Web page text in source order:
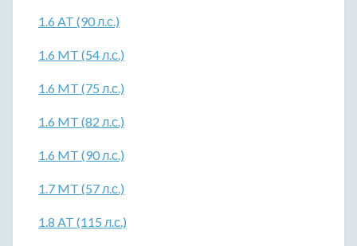
1.6 AT (90 л.с.)
1.6 MT (54 л.с.)
1.6 MT (75 л.с.)
1.6 MT (82 л.с.)
1.6 MT (90 л.с.)
1.7 MT (57 л.с.)
1.8 AT (115 л.с.)